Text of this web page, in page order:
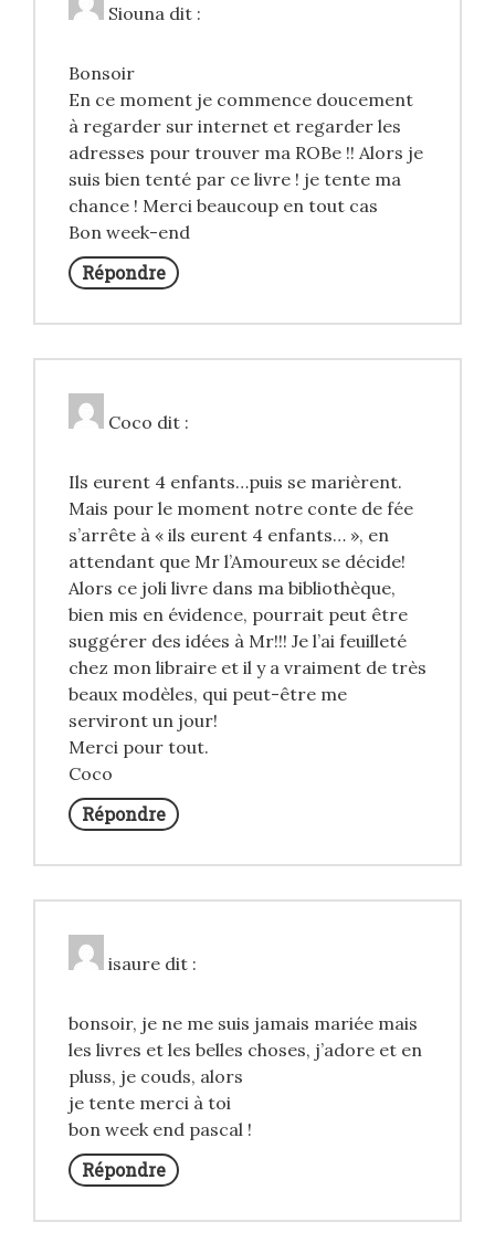
Siouna dit :
Bonsoir
En ce moment je commence doucement
à regarder sur internet et regarder les
adresses pour trouver ma ROBe !! Alors je
suis bien tenté par ce livre ! je tente ma
chance ! Merci beaucoup en tout cas
Bon week-end
Répondre
Coco dit :
Ils eurent 4 enfants…puis se marièrent.
Mais pour le moment notre conte de fée
s’arrête à « ils eurent 4 enfants… », en
attendant que Mr l’Amoureux se décide!
Alors ce joli livre dans ma bibliothèque,
bien mis en évidence, pourrait peut être
suggérer des idées à Mr!!! Je l’ai feuilleté
chez mon libraire et il y a vraiment de très
beaux modèles, qui peut-être me
serviront un jour!
Merci pour tout.
Coco
Répondre
isaure dit :
bonsoir, je ne me suis jamais mariée mais
les livres et les belles choses, j’adore et en
pluss, je couds, alors
je tente merci à toi
bon week end pascal !
Répondre